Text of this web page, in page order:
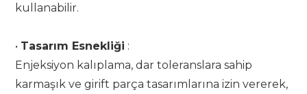
kullanabilir.
• Tasarım Esnekliği :
Enjeksiyon kalıplama, dar toleranslara sahip
karmaşık ve girift parça tasarımlarına izin vererek,